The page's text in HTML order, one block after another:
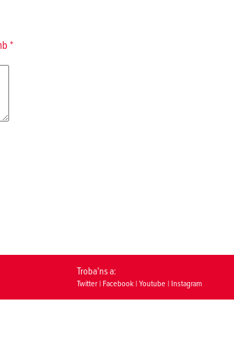
*
Troba’ns a:
Twitter| Facebook| Youtube| Instagram